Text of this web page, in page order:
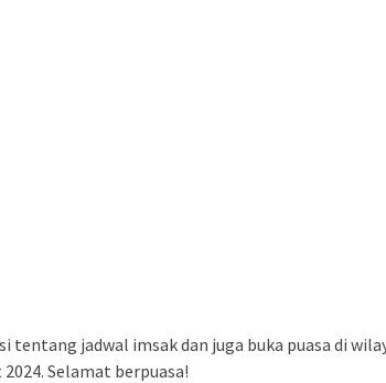
tentang jadwal imsak dan juga buka puasa di
Selamat berpuasa!